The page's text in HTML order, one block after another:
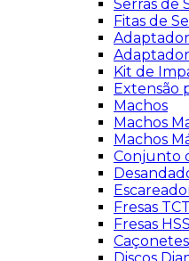
Serras de
Fitas de
Kit de
Extensão
Machos
Machos
Machos
Conjunto
Fresas TCT
Fresas HSS